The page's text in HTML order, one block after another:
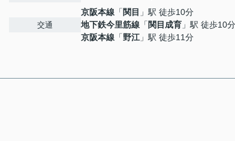
交通
京阪本線 「 関目 」駅 徒歩10分
地下鉄今里筋線 「 関目成育 」駅 徒歩10分
京阪本線 「野江 」駅 徒歩11分